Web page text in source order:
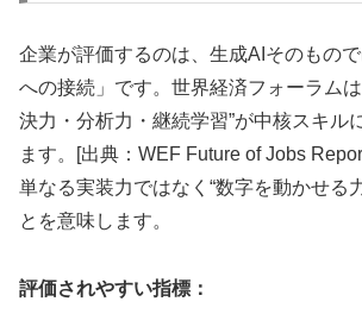
企業が評価するのは、生成AIそのもの
への接続」です。世界経済フォーラム
決力・分析力・継続学習”が中核スキル
ます。[出典：WEF Future of Jobs
単なる実装力ではなく“数字を動かせる
とを意味します。
評価されやすい指標：